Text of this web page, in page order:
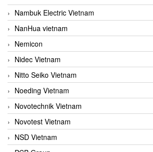
Nambuk Electric Vietnam
NanHua vietnam
Nemicon
Nidec Vietnam
Nitto Seiko Vietnam
Noeding Vietnam
Novotechnik Vietnam
Novotest Vietnam
NSD Vietnam